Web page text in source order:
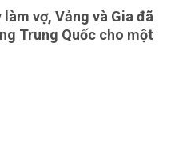
vợ, Vảng và Gia đã
Trung Quốc cho một